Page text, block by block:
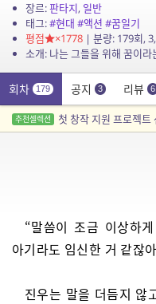
장르:판타지, 일반
태그:#현대 #액션 #꿈일기
평점
×1778| 분량: 179회,
소개: 나는 그들을 위해 꿈이
회차 179 공지 3 리뷰 6
추천셀렉션 첫 창작 지원 프로젝트
“말씀이 조금 이상하
아기라도 임신한 거 같잖
진우는 말을 더듬지 않